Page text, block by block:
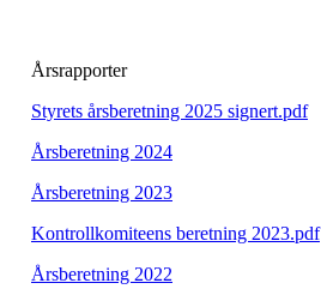
Årsrapporter
Styrets årsberetning 2025 signert.pdf
Årsberetning 2024
Årsberetning 2023
Kontrollkomiteens beretning 2023.pdf
Årsberetning 2022